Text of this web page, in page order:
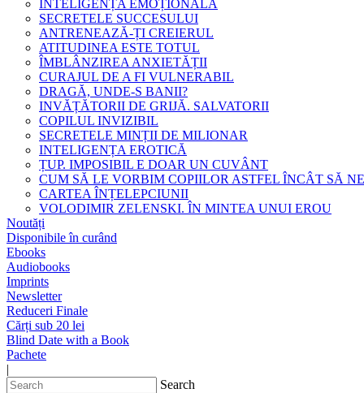
INTELIGENȚA EMOȚIONALĂ
SECRETELE SUCCESULUI
ANTRENEAZĂ-ȚI CREIERUL
ATITUDINEA ESTE TOTUL
ÎMBLÂNZIREA ANXIETĂȚII
CURAJUL DE A FI VULNERABIL
DRAGĂ, UNDE-S BANII?
INVĂȚĂTORII DE GRIJĂ. SALVATORII
COPILUL INVIZIBIL
SECRETELE MINȚII DE MILIONAR
INTELIGENȚA EROTICĂ
ȚUP. IMPOSIBIL E DOAR UN CUVÂNT
CUM SĂ LE VORBIM COPIILOR ASTFEL ÎNCÂT SĂ
CARTEA ÎNȚELEPCIUNII
VOLODIMIR ZELENSKI. ÎN MINTEA UNUI EROU
Noutăți
Disponibile în curând
Ebooks
Audiobooks
Imprints
Newsletter
Reduceri Finale
Cărți sub 20 lei
Blind Date with a Book
Pachete
|
Search